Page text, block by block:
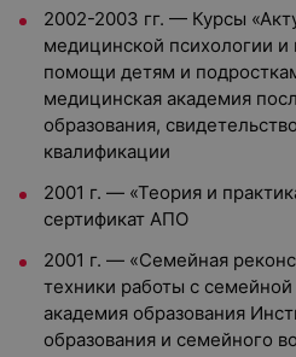
2002-2003 гг. — Курсы
медицинской психологии и
помощи детям и
медицинская академия
образования,
квалификации
2001 г. — «Теория и
сертификат АПО
2001 г. — «Семейная
техники работы с
академия образования
образования и семейного